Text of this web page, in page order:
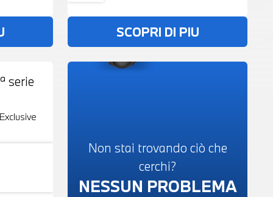
SCOPRI DI PIU
serie
19 Foto
Non stai trovando ciò che
cerchi?
NESSUN PROBLEMA